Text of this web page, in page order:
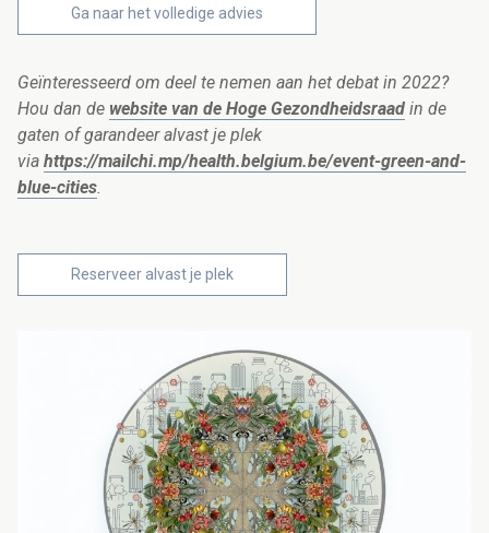
Ga naar het volledige advies
Geïnteresseerd om deel te nemen aan het debat in 2022?
Hou dan de website van de Hoge Gezondheidsraad in de
gaten of garandeer alvast je plek
via https://mailchi.mp/health.belgium.be/event-green-and-
blue-cities.
Reserveer alvast je plek